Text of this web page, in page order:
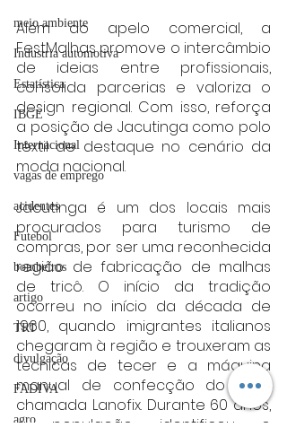
meio ambiente
Industria automotiva
Estatística
IBGE
Internacional
vagas de emprego
acidentes
Futebol
bombeiros
artigo
TRT
divulgação
FADIVA
agro
Além do apelo comercial, a
FestMalhas promove o intercâmbio
de ideias entre profissionais,
consolida parcerias e valoriza o
design regional. Com isso, reforça
a posição de Jacutinga como polo
têxtil de destaque no cenário da
moda nacional.
Jacutinga é um dos locais mais
procurados para turismo de
compras, por ser uma reconhecida
região de fabricação de malhas
de tricô. O início da tradição
ocorreu no início da década de
1960, quando imigrantes italianos
chegaram à região e trouxeram as
técnicas de tecer e a máquina
manual de confecção do tricô,
chamada Lanofix. Durante 60 anos,
a população identificou o